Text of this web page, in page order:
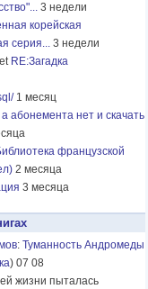
3 недели
корейская
серия... 3 недели
RE:Загадка
1 месяц
абонемента нет и скачать
французской
2 месяца
3 месяца
: Туманность Андромеды
) 07 08
жизни пыталась